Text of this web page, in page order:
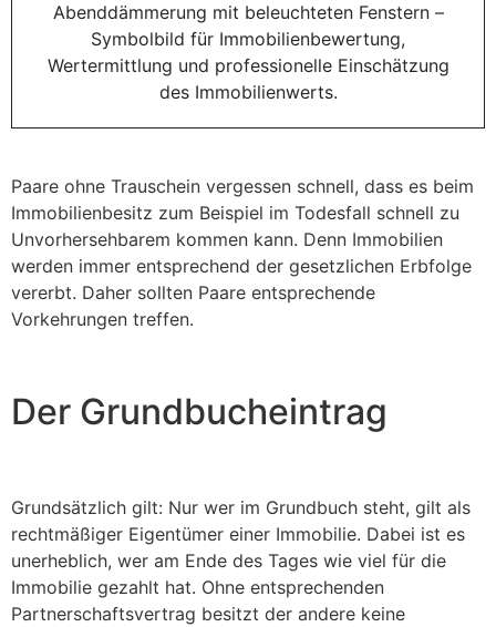
Paare ohne Trauschein vergessen schnell, dass es beim
Immobilienbesitz zum Beispiel im Todesfall schnell zu
Unvorhersehbarem kommen kann. Denn Immobilien
werden immer entsprechend der gesetzlichen Erbfolge
vererbt. Daher sollten Paare entsprechende
Vorkehrungen treffen.
Der Grundbucheintrag
Grundsätzlich gilt: Nur wer im Grundbuch steht, gilt als
rechtmäßiger Eigentümer einer Immobilie. Dabei ist es
unerheblich, wer am Ende des Tages wie viel für die
Immobilie gezahlt hat. Ohne entsprechenden
Partnerschaftsvertrag besitzt der andere keine